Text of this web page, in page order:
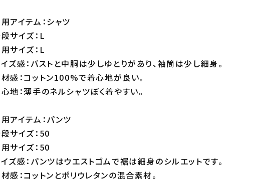
アイテム：シャツ
サイズ：L
サイズ：L
ズ感：バストと中胴は少しゆとりがあり、袖筒は少し細身。
感：コットン100%で着心地が良い。
地：薄手のネルシャツぽく着やすい。
アイテム：パンツ
サイズ：50
サイズ：50
ズ感：パンツはウエストゴムで裾は細身のシルエットです。
感：コットンとポリウレタンの混合素材。